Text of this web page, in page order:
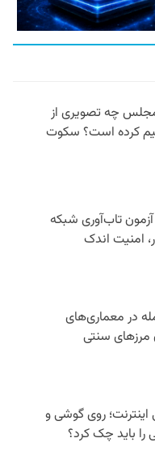
چه تصویری از
کرده است؟ سکوت
تاب‌آوری شبکه
امنیت اندک
در معماری‌های
مرزهای سنتی
قطعی اینترنت؛ روی گوشی و
باید چک کرد؟